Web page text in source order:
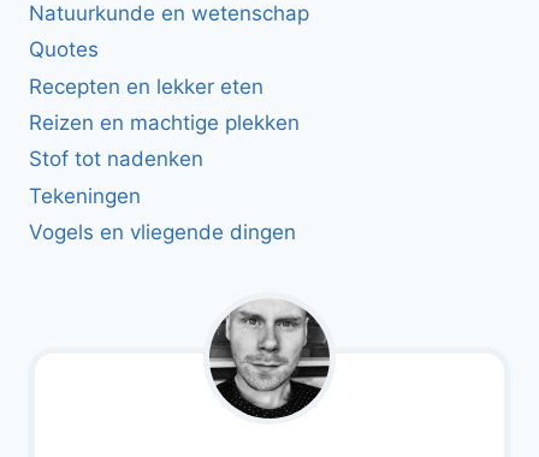
Natuurkunde en wetenschap
Quotes
Recepten en lekker eten
Reizen en machtige plekken
Stof tot nadenken
Tekeningen
Vogels en vliegende dingen